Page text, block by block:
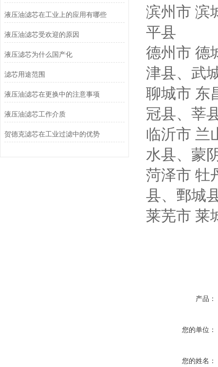
液压油滤芯在工业上的应用有哪些
液压油滤芯受欢迎的原因
液压滤芯为什么国产化
滤芯用途范围
液压油滤芯在更换中的注意事项
液压油滤芯工作介质
贺德克滤芯在工业过滤中的优势
滨州市 滨
平县
德州市 德
津县、武
聊城市 东
冠县、莘
临沂市 兰
水县、蒙
菏泽市 牡
县、鄄城
莱芜市 莱
产品：
您的单位：
您的姓名：